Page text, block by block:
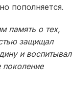
пополняется.
память о тех,
защищал
и воспитывал